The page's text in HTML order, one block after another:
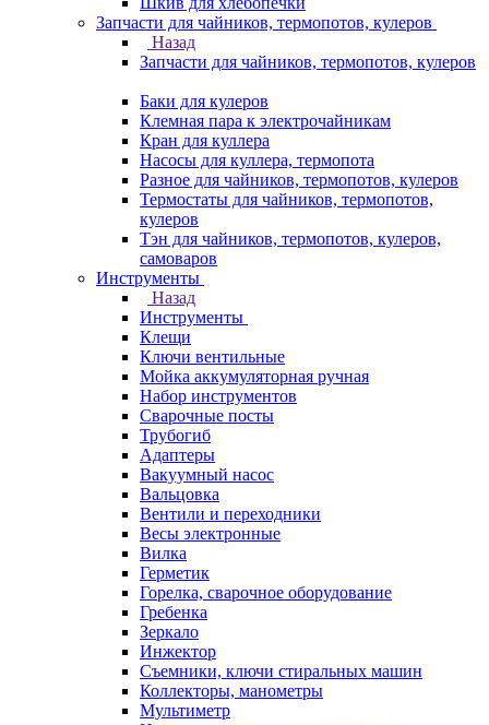
Запчасти для чайников, термопотов, кулеров
Назад
Запчасти для чайников, термопотов, кулеров
Баки для кулеров
Клемная пара к электрочайникам
Кран для куллера
Насосы для куллера, термопота
Разное для чайников, термопотов, кулеров
Термостаты для чайников, термопотов,
кулеров
Тэн для чайников, термопотов, кулеров,
самоваров
Инструменты
Назад
Инструменты
Клещи
Ключи вентильные
Мойка аккумуляторная ручная
Набор инструментов
Сварочные посты
Трубогиб
Aдаптеры
Вакуумный насос
Вальцовка
Вентили и переходники
Весы электронные
Вилка
Герметик
Горелка, сварочное оборудование
Гребенка
Зеркало
Инжектор
Съемники, ключи стиральных машин
Коллекторы, манометры
Мультиметр